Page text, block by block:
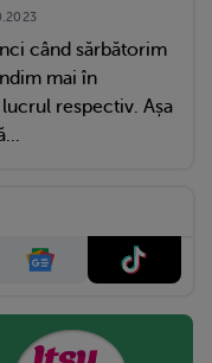
când sărbătorim
mai în
respectiv. Așa